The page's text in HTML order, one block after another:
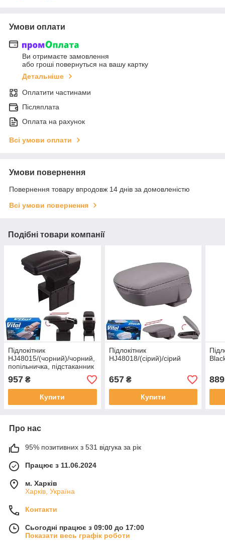
Умови оплати
Ви отримаєте замовлення
або гроші повернуться на вашу картку
Детальніше
Оплатити частинами
Післяплата
Оплата на рахунок
Всі умови оплати
Умови повернення
Повернення товару впродовж 14 днів за домовленістю
Всі умови повернення
Подібні товари компанії
Підлокітник
HJ48015/(чорний)/чорний,
попільничка, підстаканник
957 ₴
Купити
Підлокітник
HJ48018/(сірий)/сірий
657₴
Купити
889
Про нас
95% позитивних з 531 відгука за рік
Працює з 11.06.2024
м. Харків
Харків, Україна
Контакти
Сьогодні працює з 09:00 до 17:00
Показати весь графік роботи